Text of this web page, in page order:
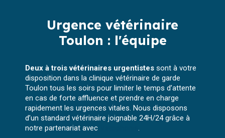
Urgence vétérinaire
Toulon : l'équipe
Deux à trois vétérinaires urgentistes sont à votre
disposition dans la clinique vétérinaire de garde
Toulon tous les soirs pour limiter le temps d’attente
en cas de forte affluence et prendre en charge
rapidement les urgences vitales. Nous disposons
d’un standard vétérinaire joignable 24H/24 grâce à
notre partenariat avec
.